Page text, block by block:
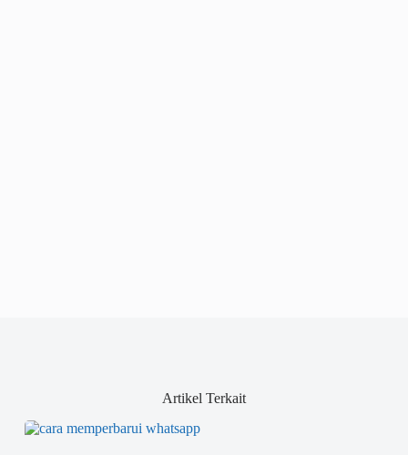
Artikel Terkait